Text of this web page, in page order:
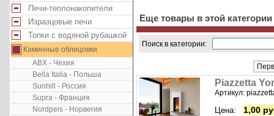
Печи-теплонакопители
Изразцовые печи
Топки с водяной рубашкой
Каминные облицовки
ABX - Чехия
Bella Italia - Польша
Sunhill - Россия
Supra - Франция
Nordpeis - Норвегия
Еще товары в этой категории
Поиск в категории:
Piazzetta
Артикул:
Цена: 1,00